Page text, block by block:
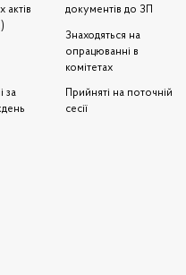
актів
за
документів до ЗП
Знаходяться на
опрацюванні в
комітетах
Прийняті на поточній
сесії